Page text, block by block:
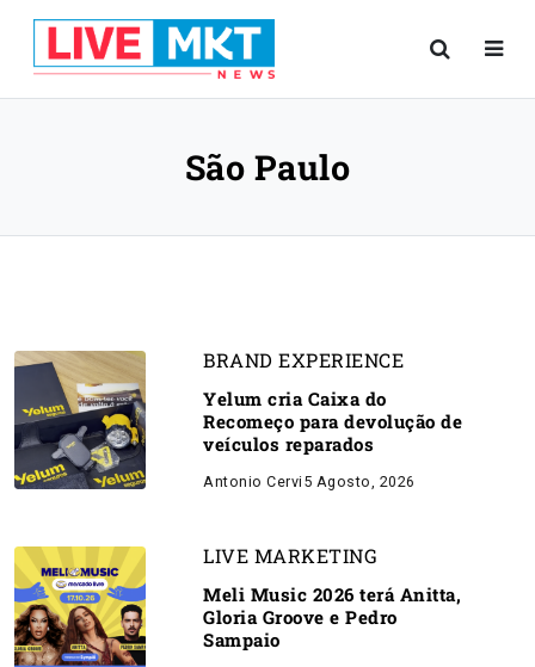
São Paulo
BRAND EXPERIENCE
Yelum cria Caixa do
Recomeço para devolução de
veículos reparados
Antonio Cervi 5 Agosto, 2026
LIVE MARKETING
Meli Music 2026 terá Anitta,
Gloria Groove e Pedro
Sampaio